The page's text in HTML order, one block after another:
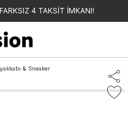
4 TAKSİT İMKANI!
& Sneaker